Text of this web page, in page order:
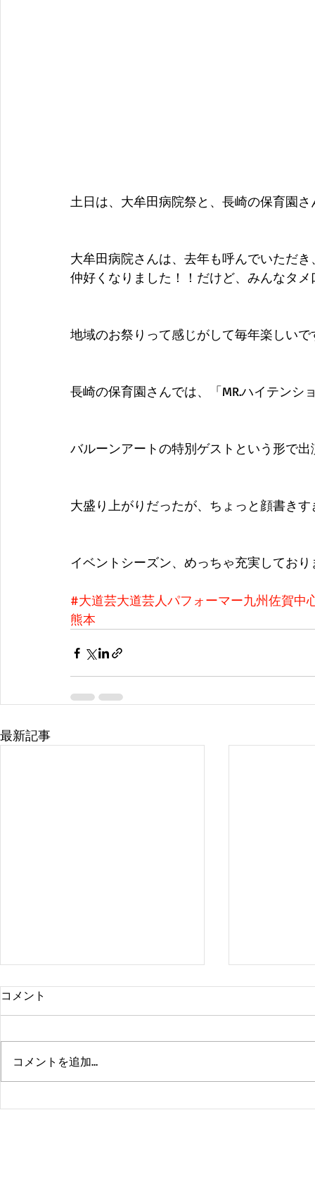
土日は、大牟田病院祭と、長崎の保育園
大牟田病院さんは、去年も呼んでいただ
仲好くなりました！！だけど、みんなタメ
地域のお祭りって感じがして毎年楽しいで
長崎の保育園さんでは、「MR.ハイテンシ
バルーンアートの特別ゲストという形で出
大盛り上がりだったが、ちょっと顔書き
イベントシーズン、めっちゃ充実しており
#大道芸大道芸人パフォーマー九州佐賀中
熊本
最新記事
コメント
コメントを追加…